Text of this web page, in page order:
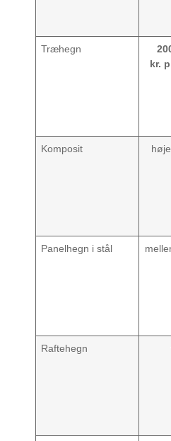
Træhegn
kr.
Komposit
Panelhegn i stål
Raftehegn